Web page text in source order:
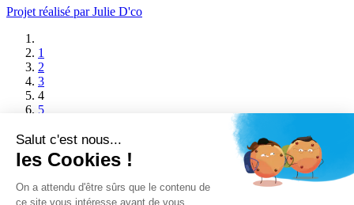
Projet réalisé par Julie D'co
1
2
3
4
5
10 bis rue des Frères Lumière
63100 Clermont-Ferrand
Salut c'est nous...
les Cookies !
On a attendu d'être sûrs que le contenu de
ce site vous intéresse avant de vous